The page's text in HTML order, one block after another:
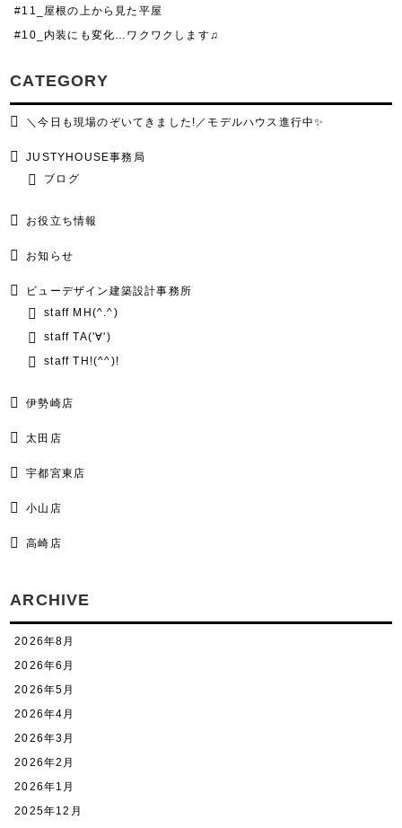
#11_屋根の上から見た平屋
#10_内装にも変化…ワクワクします♫
CATEGORY
＼今日も現場のぞいてきました!／モデルハウス進行中✨
JUSTYHOUSE事務局
ブログ
お役立ち情報
お知らせ
ビューデザイン建築設計事務所
staff MH(^.^)
staff TA('∀')
staff TH!(^^)!
伊勢崎店
太田店
宇都宮東店
小山店
高崎店
ARCHIVE
2026年8月
2026年6月
2026年5月
2026年4月
2026年3月
2026年2月
2026年1月
2025年12月